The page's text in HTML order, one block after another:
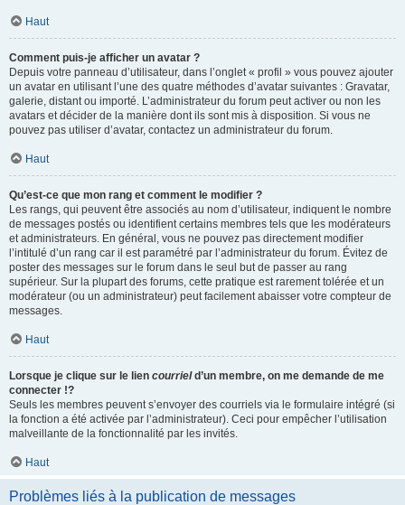
Haut
Comment puis-je afficher un avatar ?
Depuis votre panneau d’utilisateur, dans l’onglet « profil » vous pouvez ajouter
un avatar en utilisant l’une des quatre méthodes d’avatar suivantes : Gravatar,
galerie, distant ou importé. L’administrateur du forum peut activer ou non les
avatars et décider de la manière dont ils sont mis à disposition. Si vous ne
pouvez pas utiliser d’avatar, contactez un administrateur du forum.
Haut
Qu’est-ce que mon rang et comment le modifier ?
Les rangs, qui peuvent être associés au nom d’utilisateur, indiquent le nombre
de messages postés ou identifient certains membres tels que les modérateurs
et administrateurs. En général, vous ne pouvez pas directement modifier
l’intitulé d’un rang car il est paramétré par l’administrateur du forum. Évitez de
poster des messages sur le forum dans le seul but de passer au rang
supérieur. Sur la plupart des forums, cette pratique est rarement tolérée et un
modérateur (ou un administrateur) peut facilement abaisser votre compteur de
messages.
Haut
Lorsque je clique sur le lien courrield’un membre, on me demande de me
connecter !?
Seuls les membres peuvent s’envoyer des courriels via le formulaire intégré (si
la fonction a été activée par l’administrateur). Ceci pour empêcher l’utilisation
malveillante de la fonctionnalité par les invités.
Haut
Problèmes liés à la publication de messages